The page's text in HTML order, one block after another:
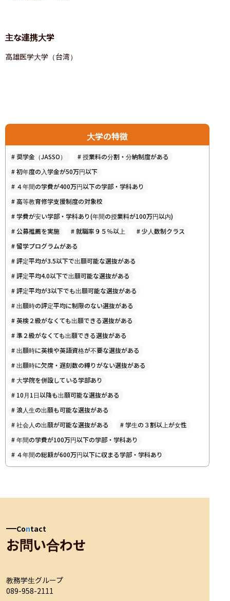
主な連携大学
高雄医学大学（台湾）
大学の特徴
# 奨学金（JASSO） #授業料の分割・分納制度がある
#初年度の入学金が50万円以下
# ４年間の学費が400万円以下の学部・学科あり
#高等教育修学支援制度の対象校
# 学費が安い学部・学科あり(年間の授業料が100万円以内)
#公募推薦を実施 #就職率９５％以上 #少人数制クラス
#留学プログラムがある
#評定平均が3.5以下で出願可能な選抜がある
#評定平均4.0以下で出願可能な選抜がある
#評定平均が3以下でも出願可能な選抜がある
#出願時の評定平均に制限のない選抜がある
#英検２級がなくても出願できる選抜がある
#準２級がなくても出願できる選抜がある
#出願時に英検や英語資格が不要な選抜がある
#出願時に欠席・遅刻数の縛りがない選抜がある
#大学院を併設している学部あり
# 10月1日以降も出願可能な選抜がある
#浪人生の出願も可能な選抜がある
#社会人の出願が可能な選抜がある # 学生の３割以上が女性
#年間の学費が100万円以下の学部・学科あり
# ４年間の総額が600万円以下に収まる学部・学科あり
Contact
お問い合わせ
教務学生グループ
089-958-2111